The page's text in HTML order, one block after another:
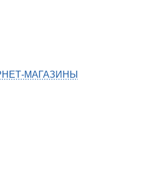
МАГАЗИНЫ